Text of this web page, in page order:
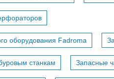
оборудования Fadroma
станкам Запасные